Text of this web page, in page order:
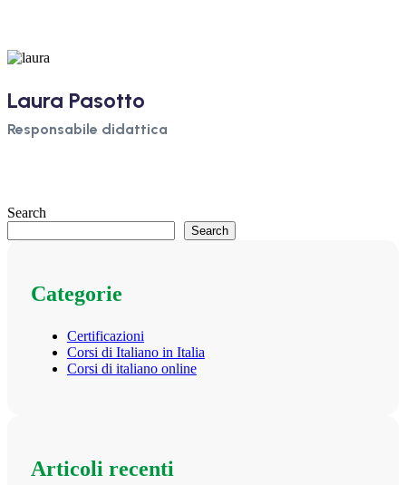
Laura Pasotto
Responsabile didattica
Search
Search
Categorie
Certificazioni
Corsi di Italiano in Italia
Corsi di italiano online
Articoli recenti